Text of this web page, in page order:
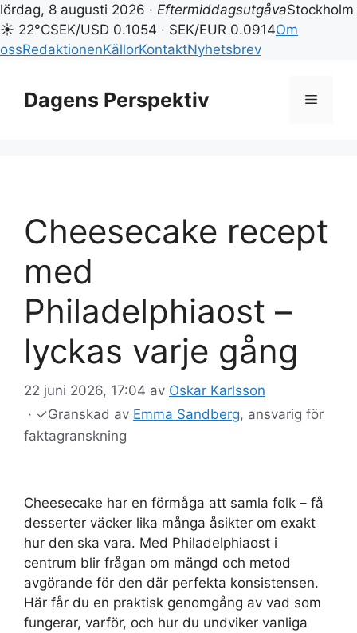
lördag, 8 augusti 2026 · EftermiddagsutgåvaStockholm
☀ 22°CSEK/USD 0.1054 · SEK/EUR 0.0914Om
ossRedaktionenKällorKontaktNyhetsbrev
innehållDagens Perspektiv Meny
Cheesecake recept
med
Philadelphiaost –
lyckas varje gång
22 juni 2026, 17:04 av Oskar Karlsson
· ✓Granskad av Emma Sandberg, ansvarig för
faktagranskning
Cheesecake har en förmåga att samla folk – få
desserter väcker lika många åsikter om exakt
hur den ska vara. Med Philadelphiaost i
centrum blir frågan om mängd och metod
avgörande för den där perfekta konsistensen.
Här får du en praktisk genomgång av vad som
fungerar, varför, och hur du undviker vanliga